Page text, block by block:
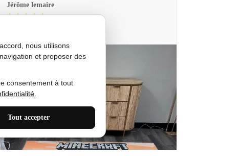
Jérôme lemaire
nous utilisons
et proposer des
consentement à tout
Tout accepter